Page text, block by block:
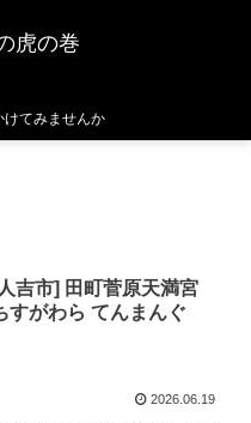
虎の巻
けてみませんか
吉市] 田町菅原天満宮
すがわら てんまんぐ
2026.06.19